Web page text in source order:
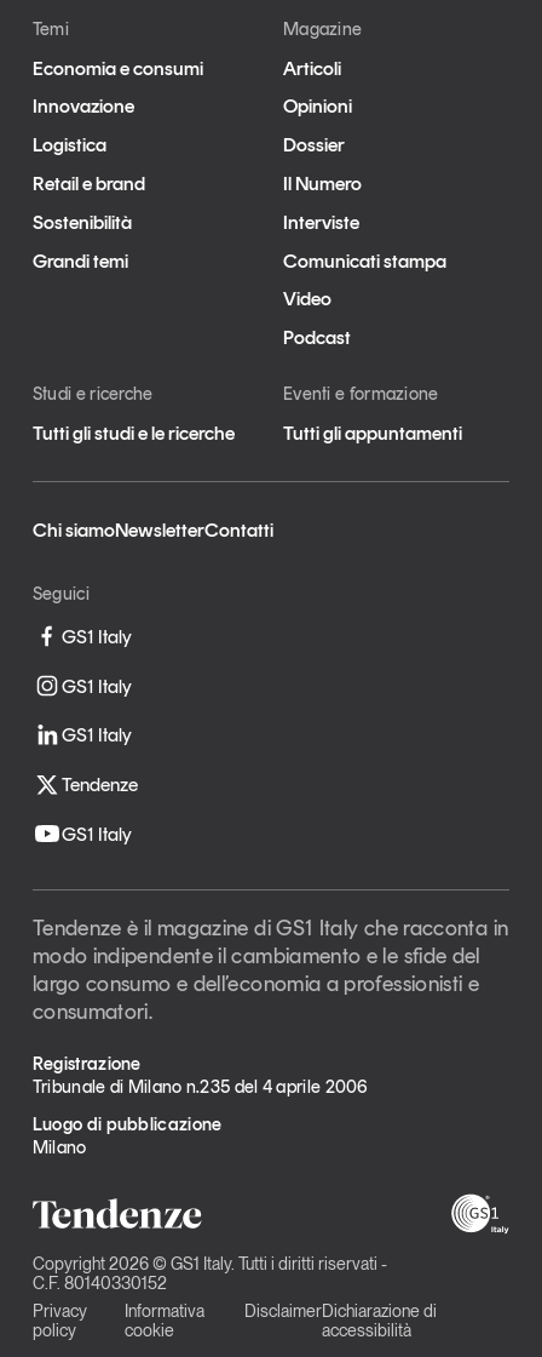
GS1 Italy GS1 Italy
Tendenze
GS1 Italy
Temi
Economia e consumi
Innovazione
Logistica
Retail e brand
Sostenibilità
Grandi temi
Magazine
Articoli
Opinioni
Dossier
Il Numero
Interviste
Comunicati stampa
Video
Podcast
Studi e ricerche
Tutti gli studi e le ricerche
Eventi e formazione
Tutti gli appuntamenti
Chi siamoNewsletterContatti
Seguici
GS1 Italy
GS1 Italy
GS1 Italy
Tendenze
GS1 Italy
Tendenze è il magazine di GS1 Italy che racconta in
modo indipendente il cambiamento e le sfide del
largo consumo e dell’economia a professionisti e
consumatori.
Registrazione
Tribunale di Milano n.235 del 4 aprile 2006
Luogo di pubblicazione
Milano
Copyright 2026 © GS1 Italy. Tutti i diritti riservati -
C.F. 80140330152
Privacy
policy
Informativa
cookie
DisclaimerDichiarazione di
accessibilità